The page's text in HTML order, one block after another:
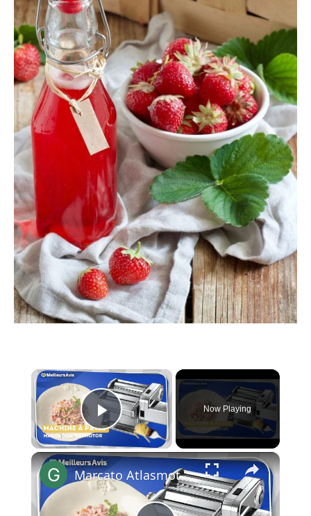
×
Play Video
Now Playing
×
Marcato Atlasmotor : L’Authenticité des pâtes maison en un geste